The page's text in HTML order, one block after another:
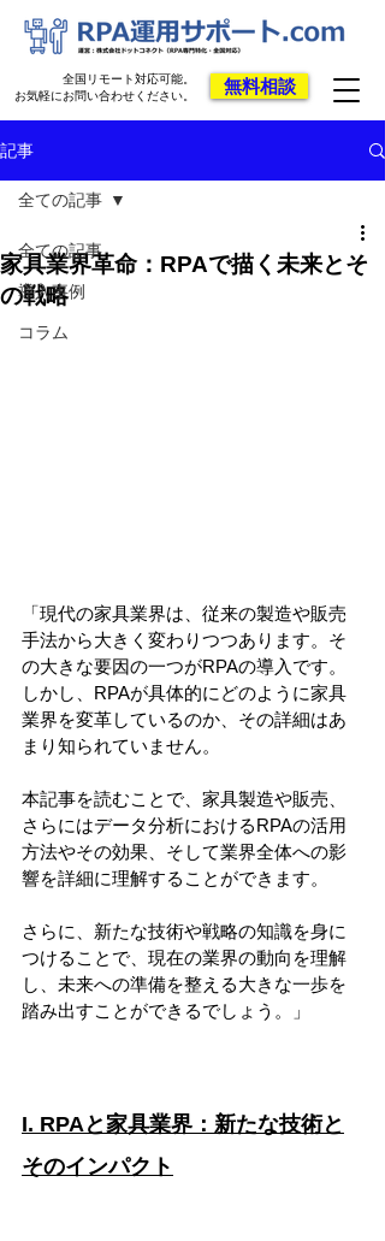
無料相談
全国リモート対応可能。
お気軽にお問い合わせください。
記事
全ての記事
導入事例
コラム
全ての記事
家具業界革命：RPAで描く未来とそ
の戦略
「現代の家具業界は、従来の製造や販売
手法から大きく変わりつつあります。そ
の大きな要因の一つがRPAの導入です。
しかし、RPAが具体的にどのように家具
業界を変革しているのか、その詳細はあ
まり知られていません。
本記事を読むことで、家具製造や販売、
さらにはデータ分析におけるRPAの活用
方法やその効果、そして業界全体への影
響を詳細に理解することができます。
さらに、新たな技術や戦略の知識を身に
つけることで、現在の業界の動向を理解
し、未来への準備を整える大きな一歩を
踏み出すことができるでしょう。」
I. RPAと家具業界：新たな技術と
そのインパクト